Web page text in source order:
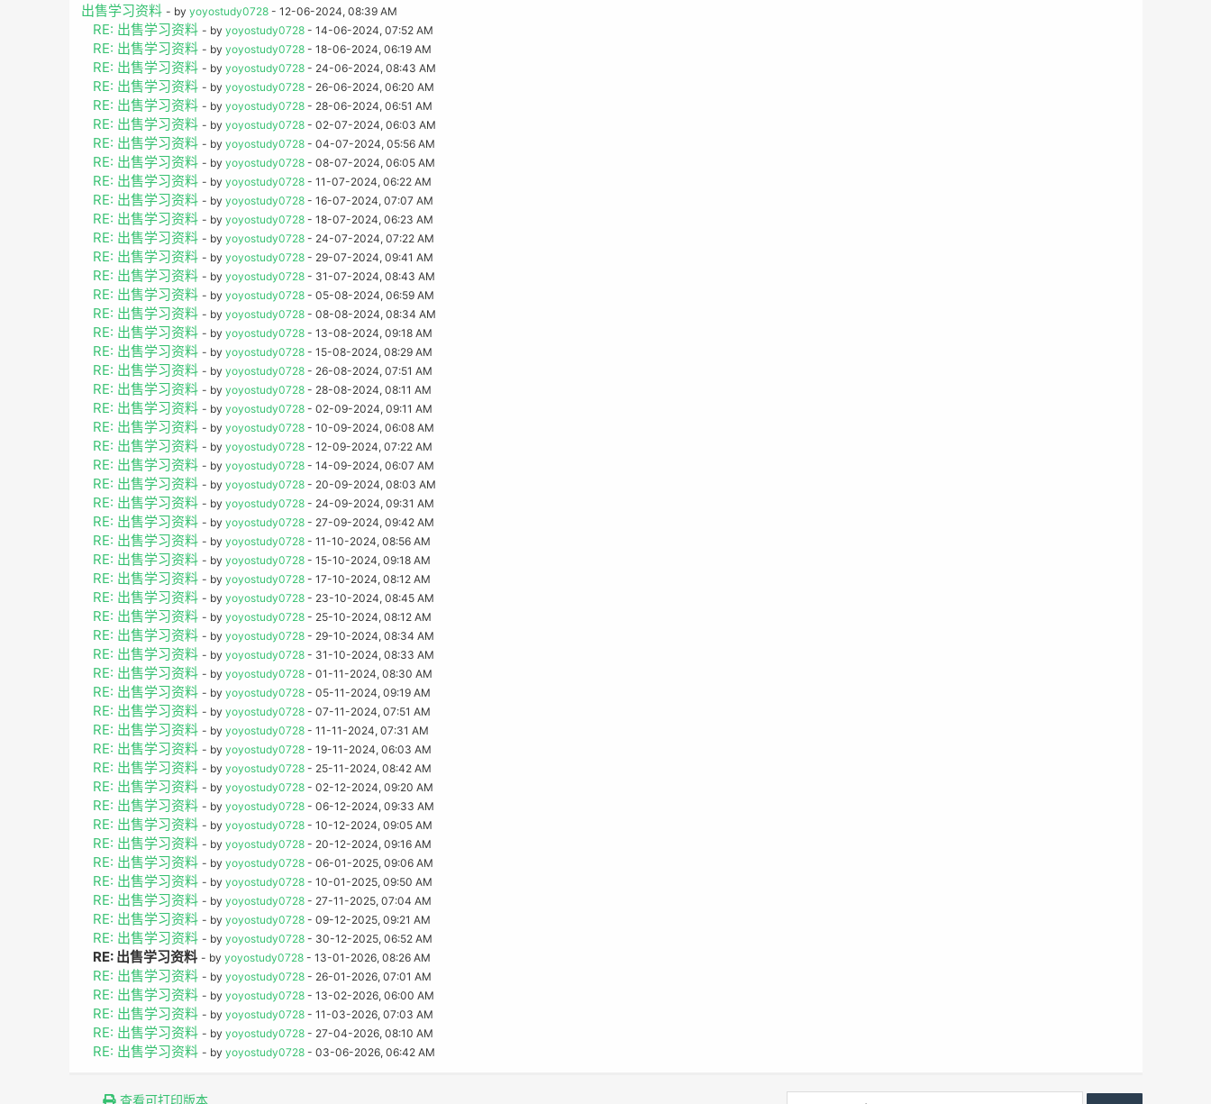
出售学习资料 - by yoyostudy0728- 12-06-2024, 08:39 AM
RE: 出售学习资料 - by yoyostudy0728- 14-06-2024, 07:52 AM
RE: 出售学习资料 - by yoyostudy0728- 18-06-2024, 06:19 AM
RE: 出售学习资料 - by yoyostudy0728- 24-06-2024, 08:43 AM
RE: 出售学习资料 - by yoyostudy0728- 26-06-2024, 06:20 AM
RE: 出售学习资料 - by yoyostudy0728- 28-06-2024, 06:51 AM
RE: 出售学习资料 - by yoyostudy0728- 02-07-2024, 06:03 AM
RE: 出售学习资料 - by yoyostudy0728- 04-07-2024, 05:56 AM
RE: 出售学习资料 - by yoyostudy0728- 08-07-2024, 06:05 AM
RE: 出售学习资料 - by yoyostudy0728- 11-07-2024, 06:22 AM
RE: 出售学习资料 - by yoyostudy0728- 16-07-2024, 07:07 AM
RE: 出售学习资料 - by yoyostudy0728- 18-07-2024, 06:23 AM
RE: 出售学习资料 - by yoyostudy0728- 24-07-2024, 07:22 AM
RE: 出售学习资料 - by yoyostudy0728- 29-07-2024, 09:41 AM
RE: 出售学习资料 - by yoyostudy0728- 31-07-2024, 08:43 AM
RE: 出售学习资料 - by yoyostudy0728- 05-08-2024, 06:59 AM
RE: 出售学习资料 - by yoyostudy0728- 08-08-2024, 08:34 AM
RE: 出售学习资料 - by yoyostudy0728- 13-08-2024, 09:18 AM
RE: 出售学习资料 - by yoyostudy0728- 15-08-2024, 08:29 AM
RE: 出售学习资料 - by yoyostudy0728- 26-08-2024, 07:51 AM
RE: 出售学习资料 - by yoyostudy0728- 28-08-2024, 08:11 AM
RE: 出售学习资料 - by yoyostudy0728- 02-09-2024, 09:11 AM
RE: 出售学习资料 - by yoyostudy0728- 10-09-2024, 06:08 AM
RE: 出售学习资料 - by yoyostudy0728- 12-09-2024, 07:22 AM
RE: 出售学习资料 - by yoyostudy0728- 14-09-2024, 06:07 AM
RE: 出售学习资料 - by yoyostudy0728- 20-09-2024, 08:03 AM
RE: 出售学习资料 - by yoyostudy0728- 24-09-2024, 09:31 AM
RE: 出售学习资料 - by yoyostudy0728- 27-09-2024, 09:42 AM
RE: 出售学习资料 - by yoyostudy0728- 11-10-2024, 08:56 AM
RE: 出售学习资料 - by yoyostudy0728- 15-10-2024, 09:18 AM
RE: 出售学习资料 - by yoyostudy0728- 17-10-2024, 08:12 AM
RE: 出售学习资料 - by yoyostudy0728- 23-10-2024, 08:45 AM
RE: 出售学习资料 - by yoyostudy0728- 25-10-2024, 08:12 AM
RE: 出售学习资料 - by yoyostudy0728- 29-10-2024, 08:34 AM
RE: 出售学习资料 - by yoyostudy0728- 31-10-2024, 08:33 AM
RE: 出售学习资料 - by yoyostudy0728- 01-11-2024, 08:30 AM
RE: 出售学习资料 - by yoyostudy0728- 05-11-2024, 09:19 AM
RE: 出售学习资料 - by yoyostudy0728- 07-11-2024, 07:51 AM
RE: 出售学习资料 - by yoyostudy0728- 11-11-2024, 07:31 AM
RE: 出售学习资料 - by yoyostudy0728- 19-11-2024, 06:03 AM
RE: 出售学习资料 - by yoyostudy0728- 25-11-2024, 08:42 AM
RE: 出售学习资料 - by yoyostudy0728- 02-12-2024, 09:20 AM
RE: 出售学习资料 - by yoyostudy0728- 06-12-2024, 09:33 AM
RE: 出售学习资料 - by yoyostudy0728- 10-12-2024, 09:05 AM
RE: 出售学习资料 - by yoyostudy0728- 20-12-2024, 09:16 AM
RE: 出售学习资料 - by yoyostudy0728- 06-01-2025, 09:06 AM
RE: 出售学习资料 - by yoyostudy0728- 10-01-2025, 09:50 AM
RE: 出售学习资料 - by yoyostudy0728- 27-11-2025, 07:04 AM
RE: 出售学习资料 - by yoyostudy0728- 09-12-2025, 09:21 AM
RE: 出售学习资料 - by yoyostudy0728- 30-12-2025, 06:52 AM
RE: 出售学习资料 - by yoyostudy0728- 13-01-2026, 08:26 AM
RE: 出售学习资料 - by yoyostudy0728- 26-01-2026, 07:01 AM
RE: 出售学习资料 - by yoyostudy0728- 13-02-2026, 06:00 AM
RE: 出售学习资料 - by yoyostudy0728- 11-03-2026, 07:03 AM
RE: 出售学习资料 - by yoyostudy0728- 27-04-2026, 08:10 AM
RE: 出售学习资料 - by yoyostudy0728- 03-06-2026, 06:42 AM
查看可打印版本